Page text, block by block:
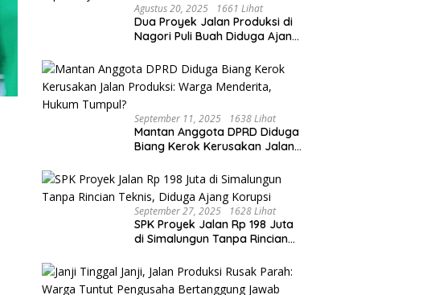
Agustus 20, 2025 1661 Lihat
Dua Proyek Jalan Produksi di
Nagori Puli Buah Diduga Ajang
Dipertanyakan
September 11, 2025 1638 Lihat
Mantan Anggota DPRD Diduga
Biang Kerok Kerusakan Jalan
Hukum Tumpul?
September 27, 2025 1628 Lihat
SPK Proyek Jalan Rp 198 Juta
di Simalungun Tanpa Rincian